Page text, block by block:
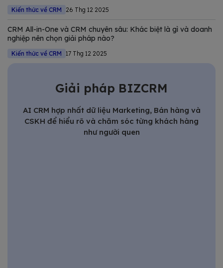
Kiến thức về CRM 26 Thg 12 2025
CRM All-in-One và CRM chuyên sâu: Khác biệt là gì và doanh
nghiệp nên chọn giải pháp nào?
Kiến thức về CRM 17 Thg 12 2025
Giải pháp BIZCRM
AI CRM hợp nhất dữ liệu Marketing, Bán hàng và
CSKH để hiểu rõ và chăm sóc từng khách hàng
như người quen